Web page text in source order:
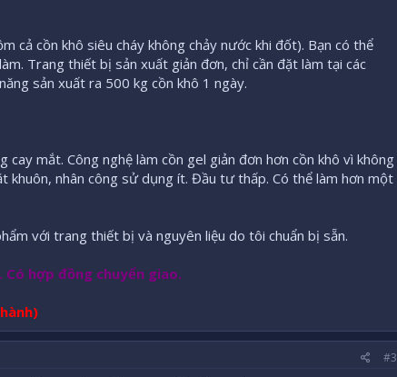
cả cồn khô siêu cháy không chảy nước khi đốt). Bạn có thể
Trang thiết bị sản xuất giản đơn, chỉ cần đặt làm tại các
sản xuất ra 500 kg cồn khô 1 ngày.
mắt. Công nghệ làm cồn gel giản đơn hơn cồn khô vì không
khuôn, nhân công sử dụng ít. Đầu tư thấp. Có thể làm hơn một
với trang thiết bị và nguyên liệu do tôi chuẩn bị sẵn.
hợp đồng chuyển giao.
#3